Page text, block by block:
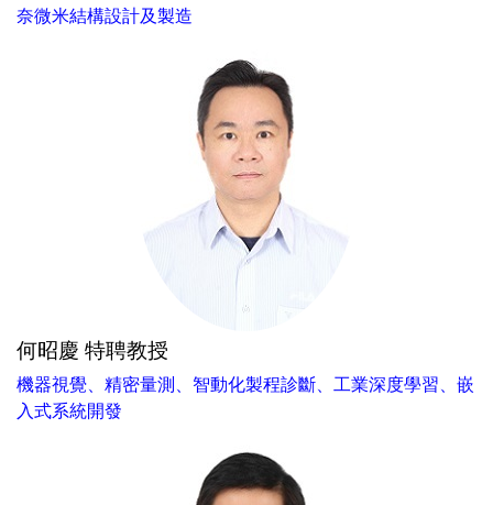
奈微米結構設計及製造
何昭慶 特聘教授
機器視覺、精密量測、智動化製程診斷、工業深度學習、嵌
入式系統開發